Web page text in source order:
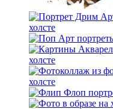
холсте
холсте
холсте